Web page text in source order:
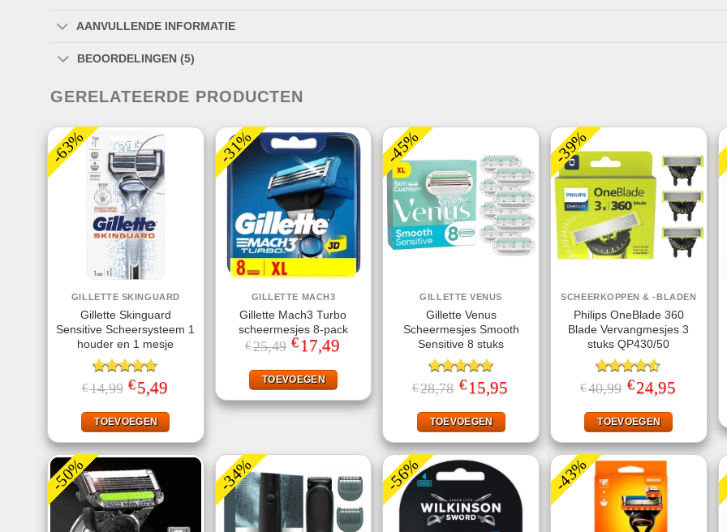
AANVULLENDE INFORMATIE
BEOORDELINGEN (5)
GERELATEERDE PRODUCTEN
-63%
GILLETTE SKINGUARD
Gillette Skinguard
Sensitive Scheersysteem 1
houder en 1 mesje
Gewaardeerd
4.60 uit 5
€14,99 Oorspronkelijke
prijs
€14,99.
€5,49
€5,49.
TOEVOEGEN
-31%
GILLETTE MACH3
Gillette Mach3 Turbo
scheermesjes 8-pack
€25,49 Oorspronkelijke
prijs
€25,49.
€ 17,49
TOEVOEGEN
-45%
GILLETTE VENUS
Gillette Venus
Scheermesjes Smooth
Sensitive 8 stuks
Gewaardeerd
5.00uit 5
€28,78 Oorspronkelijke
prijs
€28,78.
€ 15,95prijs
TOEVOEGEN
-39%
SCHEERKOPPEN & -BLADEN
Philips OneBlade 360
Blade Vervangmesjes 3
stuks QP430/50
Gewaardeerd
4.50uit 5
€40,99 Oorspronkelijke
prijs
€40,99.
€24,95prijs
TOEVOEGEN
-50% -34% -56% -43%